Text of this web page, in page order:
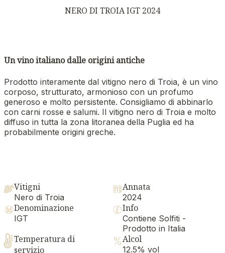
NERO DI TROIA IGT 2024
Un vino italiano dalle origini antiche
Prodotto interamente dal vitigno nero di Troia, è un vino
corposo, strutturato, armonioso con un profumo
generoso e molto persistente. Consigliamo di abbinarlo
con carni rosse e salumi. Il vitigno nero di Troia e molto
diffuso in tutta la zona litoranea della Puglia ed ha
probabilmente origini greche.
Vitigni
Nero di Troia
Annata
2024
Denominazione
IGT
Info
Contiene Solfiti -
Prodotto in Italia
Temperatura di
servizio
Alcol
12.5% vol